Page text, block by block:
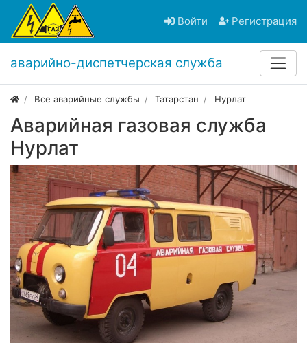
Войти Регистрация
аварийно-диспетчерская служба
Все аварийные службы Татарстан Нурлат
Аварийная газовая служба
Нурлат